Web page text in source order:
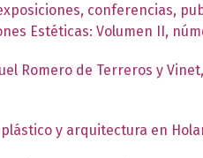
conferencias,
Estéticas: Volumen II,
Romero de Terreros y
y arquitectura en